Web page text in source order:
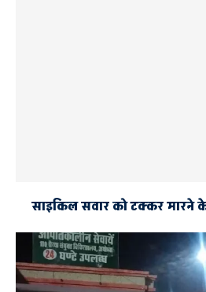
साइकिल सवार को टक्कर मारने